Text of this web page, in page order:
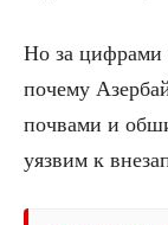
Но за цифрами
почему
почвами и
уязвим к